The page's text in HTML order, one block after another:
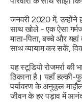
जनवरी 2020 में, उन्होंने
साथ खोले - एक ऐसा
माता-पिता, बच्चे और
साथ व्यायाम कर सकें,
यह स्टूडियो रोजमर्रा
ठिकाना है। यहाँ हल्की-
पर्यावरण के अनुकूल
जीवन के हर पड़ाव में